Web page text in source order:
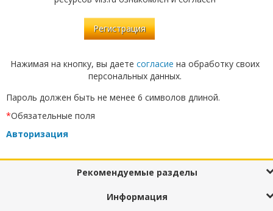
Нажимая на кнопку, вы даете согласие на обработку своих
персональных данных.
Пароль должен быть не менее 6 символов длиной.
*Обязательные поля
Авторизация
Рекомендуемые разделы
Информация